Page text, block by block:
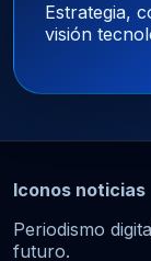
Estrategia,
visión
Iconos noticias
Periodismo
futuro.